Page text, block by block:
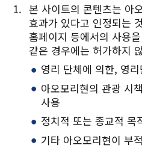
본 사이트의 콘텐츠는 아
효과가 있다고 인정되는
홈페이지 등에서의 사용
같은 경우에는 허가하지
영리 단체에 의한, 영
아오모리현의 관광 시
사용
정치적 또는 종교적 목
기타 아오모리현이 부
Twitter